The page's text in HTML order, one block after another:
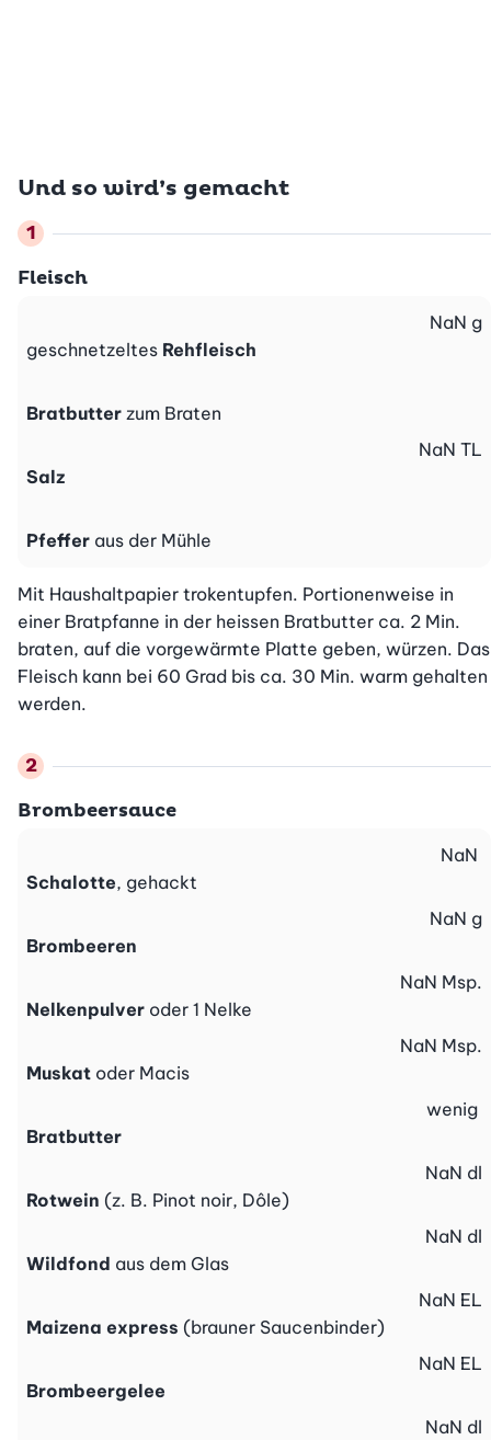
Und so wird’s gemacht
Fleisch
geschnetzeltes Rehfleisch
NaN g
Bratbutter zum Braten
Salz
NaN TL
Pfeffer aus der Mühle
Mit Haushaltpapier trokentupfen. Portionenweise in
einer Bratpfanne in der heissen Bratbutter ca. 2 Min.
braten, auf die vorgewärmte Platte geben, würzen. Das
Fleisch kann bei 60 Grad bis ca. 30 Min. warm gehalten
werden.
Brombeersauce
Schalotte, gehackt
NaN
Brombeeren
NaN g
Nelkenpulver oder 1 Nelke
NaN Msp.
Muskat oder Macis
NaN Msp.
Bratbutter
wenig
Rotwein (z. B. Pinot noir, Dôle)
NaN dl
Wildfond aus dem Glas
NaN dl
Maizena express (brauner Saucenbinder)
NaN EL
Brombeergelee
NaN EL
NaN dl